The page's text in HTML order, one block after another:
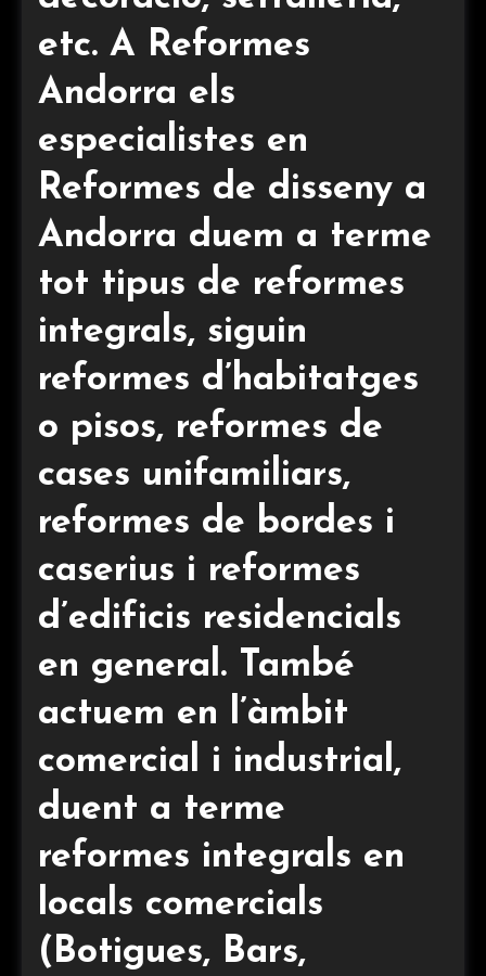
etc. A Reformes
Andorra els
especialistes en
Reformes de disseny a
Andorra duem a terme
tot tipus de reformes
integrals, siguin
reformes d’habitatges
o pisos, reformes de
cases unifamiliars,
reformes de bordes i
caserius i reformes
d’edificis residencials
en general. També
actuem en l’àmbit
comercial i industrial,
duent a terme
reformes integrals en
locals comercials
(Botigues, Bars,